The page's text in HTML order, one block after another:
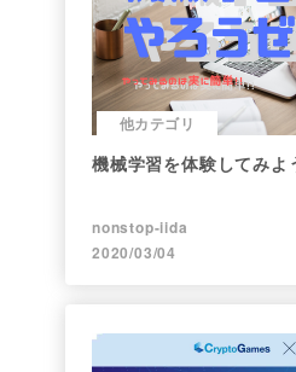
他カテゴリ
機械学習を体験してみよ
nonstop-iida
2020/03/04